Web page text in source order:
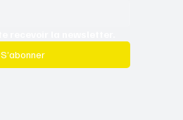
S’abonner